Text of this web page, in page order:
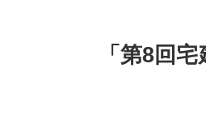
「第8回